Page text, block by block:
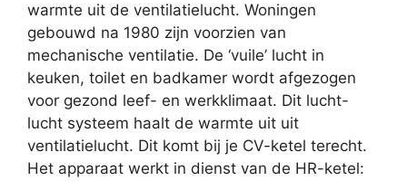
warmte uit de ventilatielucht. Woningen
gebouwd na 1980 zijn voorzien van
mechanische ventilatie. De ‘vuile’ lucht in
keuken, toilet en badkamer wordt afgezogen
voor gezond leef- en werkklimaat. Dit lucht-
lucht systeem haalt de warmte uit uit
ventilatielucht. Dit komt bij je CV-ketel terecht.
Het apparaat werkt in dienst van de HR-ketel: